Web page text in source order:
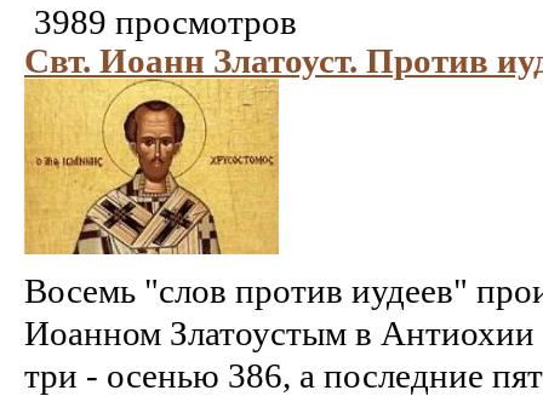
3989 просмотров
Свт. Иоанн Златоуст. Против
Восемь "слов против иудеев"
Иоанном Златоустым в Антиохии
три - осенью 386, а последние